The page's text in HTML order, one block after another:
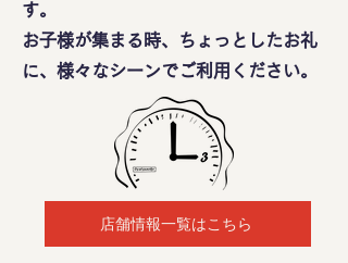
す。
​お子様が集まる時、ちょっとしたお礼
に、様々なシーンでご利用ください。
店舗情報一覧はこちら